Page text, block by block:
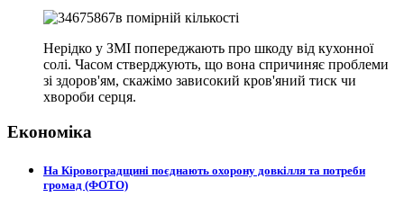
Нерідко у ЗМІ попереджають про шкоду від кухонної
солі. Часом стверджують, що вона спричиняє проблеми
зі здоров'ям, скажімо зависокий кров'яний тиск чи
хвороби серця.
Економіка
На Кіровоградщині поєднають охорону довкілля та потреби
громад (ФОТО)